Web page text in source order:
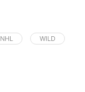
NHL WILD